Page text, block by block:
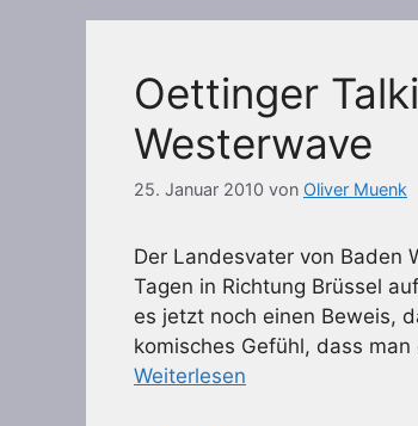
Oettinger
Westerwave
25. Januar 2010 von Oliver Muenk
Der Landesvater von Baden
Tagen in Richtung Brüssel
es jetzt noch einen Beweis,
komisches Gefühl, dass
Weiterlesen